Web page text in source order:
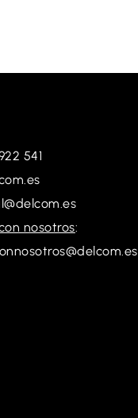
541
nosotros: